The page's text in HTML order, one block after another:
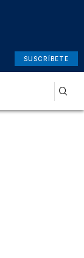
SUSCRÍBETE